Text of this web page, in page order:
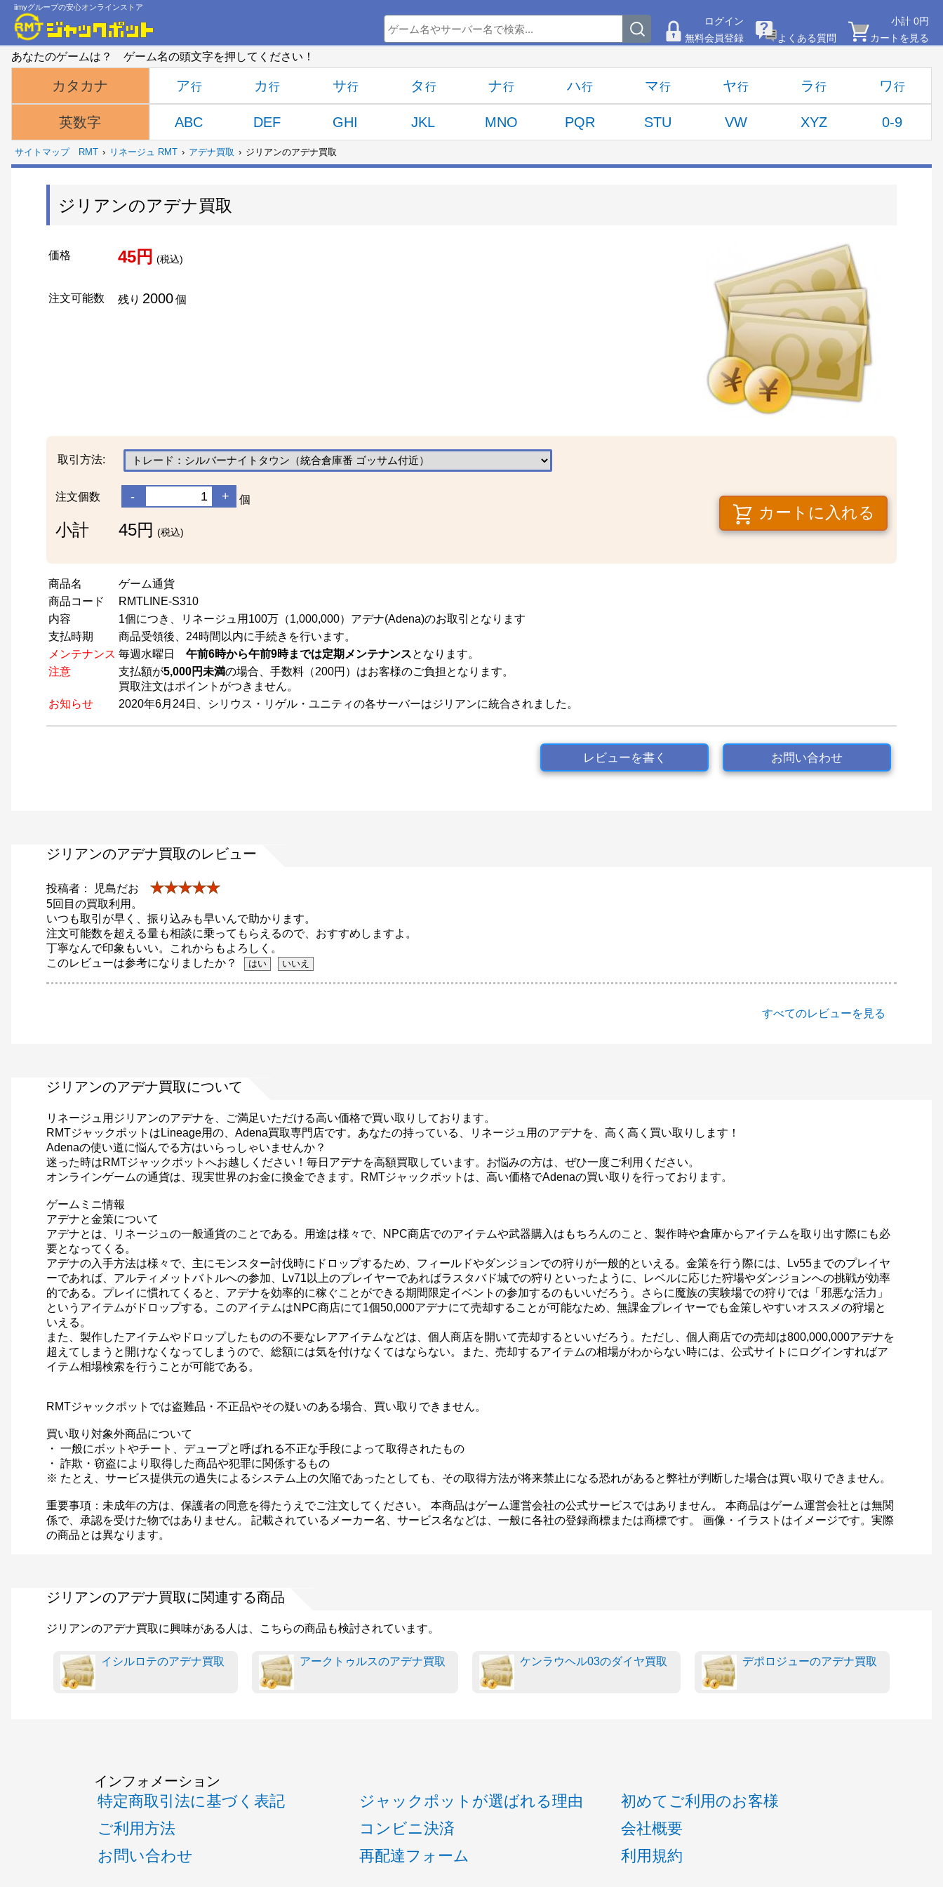
iimyグループの安心オンラインストア
ログイン
無料会員登録
よくある質問
小計 0円
カートを見る
あなたのゲームは？ ゲーム名の頭文字を押してください！
カタカナ
英数字
ア カ サ タ ナ ハ マ ヤ ラ ワ
ABC DEF GHI JKL MNO PQR STU VW XYZ 0-9
サイトマップ RMT リネージュ RMT アデナ買取 ジリアンのアデナ買取
ジリアンのアデナ買取
価格 45円 (税込)
注文可能数 残り 2000個
取引方法:
注文個数 - + 個
小計 45円 (税込)
カートに入れる
商品名
ゲーム通貨
商品コード
RMTLINE-S310
内容
1個につき、リネージュ用100万（1,000,000）アデナ(Adena)のお取引となります
支払時期
商品受領後、24時間以内に手続きを行います。
メンテナンス 毎週水曜日 午前6時から午前9時までは定期メンテナンスとなります。
注意
支払額が5,000円未満の場合、手数料（200円）はお客様のご負担となります。
買取注文はポイントがつきません。
お知らせ
2020年6月24日、シリウス・リゲル・ユニティの各サーバーはジリアンに統合されました。
レビューを書く お問い合わせ
ジリアンのアデナ買取のレビュー
投稿者： 児島だお ★★★★★
5回目の買取利用。
いつも取引が早く、振り込みも早いんで助かります。
注文可能数を超える量も相談に乗ってもらえるので、おすすめしますよ。
丁寧なんで印象もいい。これからもよろしく。
このレビューは参考になりましたか？
すべてのレビューを見る
ジリアンのアデナ買取について
リネージュ用ジリアンのアデナを、ご満足いただける高い価格で買い取りしております。
RMTジャックポットはLineage用の、Adena買取専門店です。あなたの持っている、リネージュ用のアデナを、高く高く買い取りします！
Adenaの使い道に悩んでる方はいらっしゃいませんか？
迷った時はRMTジャックポットへお越しください！毎日アデナを高額買取しています。お悩みの方は、ぜひ一度ご利用ください。
オンラインゲームの通貨は、現実世界のお金に換金できます。RMTジャックポットは、高い価格でAdenaの買い取りを行っております。
ゲームミニ情報
アデナと金策について
アデナとは、リネージュの一般通貨のことである。用途は様々で、NPC商店でのアイテムや武器購入はもちろんのこと、製作時や倉庫からアイテムを取り出す際にも必
要となってくる。
アデナの入手方法は様々で、主にモンスター討伐時にドロップするため、フィールドやダンジョンでの狩りが一般的といえる。金策を行う際には、Lv55までのプレイヤ
ーであれば、アルティメットバトルへの参加、Lv71以上のプレイヤーであればラスタバド城での狩りといったように、レベルに応じた狩場やダンジョンへの挑戦が効率
的である。プレイに慣れてくると、アデナを効率的に稼ぐことができる期間限定イベントの参加するのもいいだろう。さらに魔族の実験場での狩りでは「邪悪な活力」
というアイテムがドロップする。このアイテムはNPC商店にて1個50,000アデナにて売却することが可能なため、無課金プレイヤーでも金策しやすいオススメの狩場と
いえる。
また、製作したアイテムやドロップしたものの不要なレアアイテムなどは、個人商店を開いて売却するといいだろう。ただし、個人商店での売却は800,000,000アデナを
超えてしまうと開けなくなってしまうので、総額には気を付けなくてはならない。また、売却するアイテムの相場がわからない時には、公式サイトにログインすればア
イテム相場検索を行うことが可能である。
RMTジャックポットでは盗難品・不正品やその疑いのある場合、買い取りできません。
買い取り対象外商品について
・ 一般にボットやチート、デュープと呼ばれる不正な手段によって取得されたもの
・ 詐欺・窃盗により取得した商品や犯罪に関係するもの
※ たとえ、サービス提供元の過失によるシステム上の欠陥であったとしても、その取得方法が将来禁止になる恐れがあると弊社が判断した場合は買い取りできません。
重要事項：未成年の方は、保護者の同意を得たうえでご注文してください。 本商品はゲーム運営会社の公式サービスではありません。 本商品はゲーム運営会社とは無関
係で、承認を受けた物ではありません。 記載されているメーカー名、サービス名などは、一般に各社の登録商標または商標です。 画像・イラストはイメージです。実際
の商品とは異なります。
ジリアンのアデナ買取に関連する商品
ジリアンのアデナ買取に興味がある人は、こちらの商品も検討されています。
イシルロテのアデナ買取 アークトゥルスのアデナ買取 ケンラウヘル03のダイヤ買取 デポロジューのアデナ買取
インフォメーション
特定商取引法に基づく表記 ジャックポットが選ばれる理由
初めてご利用のお客様
ご利用方法
コンビニ決済
会社概要
お問い合わせ
再配達フォーム 利用規約